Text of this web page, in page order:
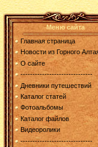
Меню сайта
Главная страница
Новости из Горного
О сайте
------------------------------
Дневники путешествий
Каталог статей
Фотоальбомы
Каталог файлов
Видеоролики
------------------------------